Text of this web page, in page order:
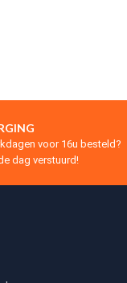
voor 16u besteld?
dag verstuurd!